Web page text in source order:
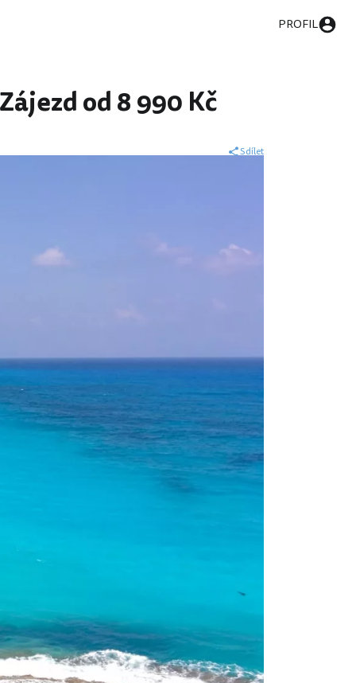
PROFIL
od 8 990 Kč
Sdílet